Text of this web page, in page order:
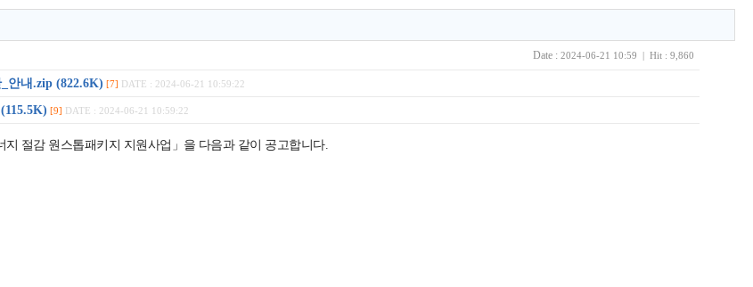
Date : 2024-06-21 10:59 | Hit : 9,860
안내.zip (822.6K) [7] DATE : 2024-06-21 10:59:22
[9] DATE : 2024-06-21 10:59:22
지 절감 원스톱패키지 지원사업 」 을 다음과 같이 공고합니다.